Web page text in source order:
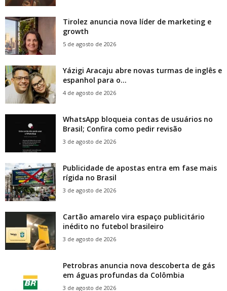
Tirolez anuncia nova líder de marketing e
growth
5 de agosto de 2026
Yázigi Aracaju abre novas turmas de inglês e
espanhol para o...
4 de agosto de 2026
WhatsApp bloqueia contas de usuários no
Brasil; Confira como pedir revisão
3 de agosto de 2026
Publicidade de apostas entra em fase mais
rígida no Brasil
3 de agosto de 2026
Cartão amarelo vira espaço publicitário
inédito no futebol brasileiro
3 de agosto de 2026
Petrobras anuncia nova descoberta de gás
em águas profundas da Colômbia
3 de agosto de 2026